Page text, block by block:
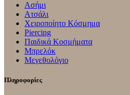
Ασήμι
Ατσάλι
Χειροποίητο Κόσμημα
Piercing
Παιδικά Κοσμήματα
Μπρελόκ
Μεγεθολόγιο
Πληροφορίες